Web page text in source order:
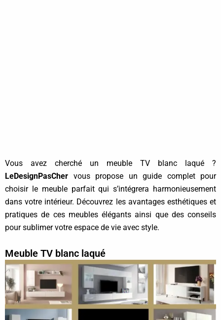
Vous avez cherché un meuble TV blanc laqué ?
LeDesignPasCher vous propose un guide complet pour
choisir le meuble parfait qui s’intégrera harmonieusement
dans votre intérieur. Découvrez les avantages esthétiques et
pratiques de ces meubles élégants ainsi que des conseils
pour sublimer votre espace de vie avec style.
Meuble TV blanc laqué